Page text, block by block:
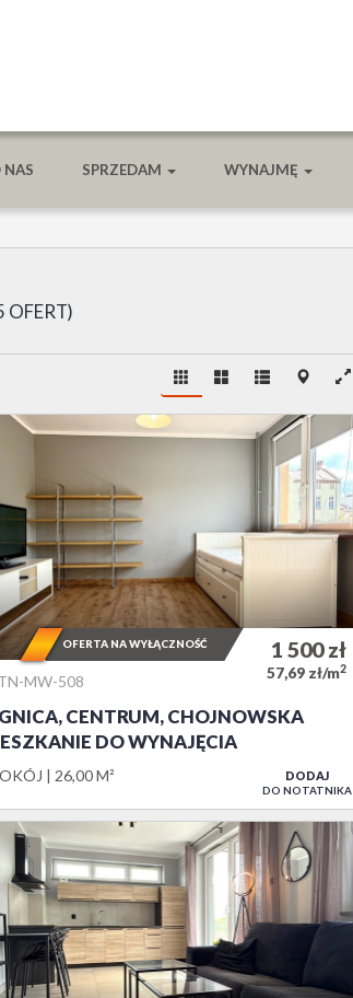
NAS SPRZEDAM WYNAJMĘ
OFERT
MW-508
CENTRUM, CHOJNOWSKA
DO WYNAJĘCIA
26,00 M²
1 500zł
57,69 zł/m2
OFERTA NA WYŁĄCZNOŚĆ
DODAJ
DO NOTATNIKA